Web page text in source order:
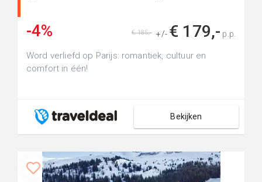
-4% +/- € 179,- p.p.
€ 185,-
Word verliefd op Parijs: romantiek, cultuur en
comfort in één!
Bekijken